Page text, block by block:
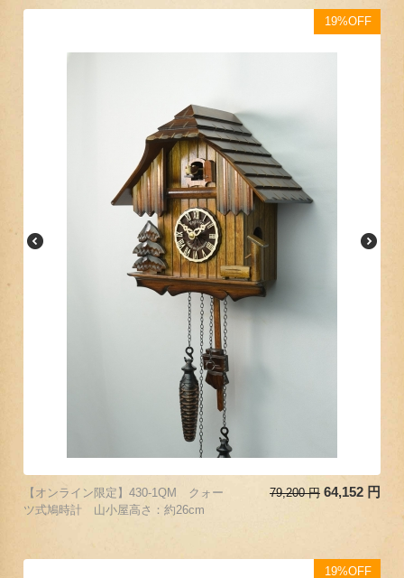
19%OFF
【オンライン限定】430-1QM クォー
ツ式鳩時計 山小屋高さ：約26cm
79,200 円 64,152 円
19%OFF